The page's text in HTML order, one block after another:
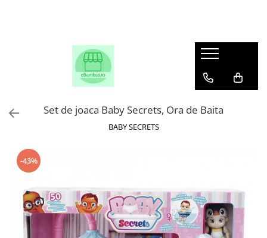
Set de joaca Baby Secrets, Ora de Baita
BABY SECRETS
-43%